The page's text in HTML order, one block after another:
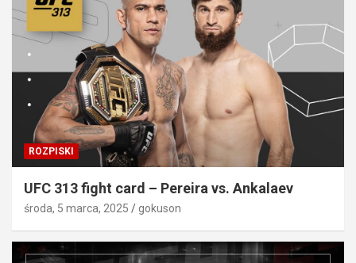
ROZPISKI
UFC 313 fight card – Pereira vs. Ankalaev
środa, 5 marca, 2025 gokuson